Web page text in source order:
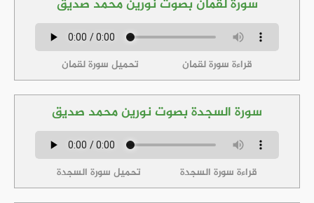
سورة لقمان بصوت نورين محمد صديق
قراءة سورة لقمان تحميل سورة لقمان
سورة السجدة بصوت نورين محمد صديق
قراءة سورة السجدة تحميل سورة السجدة